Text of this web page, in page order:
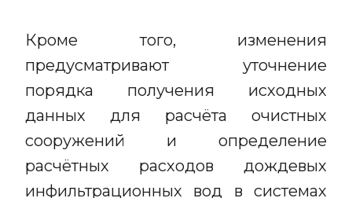
Кроме того, изменения
предусматривают уточнение
порядка получения исходных
данных для расчёта очистных
сооружений и определение
расчётных расходов дождевых
инфильтрационных вод в системах